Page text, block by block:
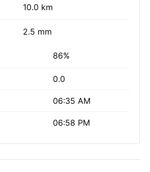
10.0 km
2.5 mm
86%
0.0
06:35 AM
06:58 PM